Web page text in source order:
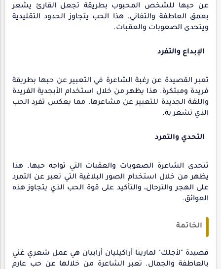
عن حبها للشخص المحبوب بطريقة تجعل القارئ يشعر
بعمق العاطفة والتفاني. هذا الحب يتجاوز الحدود التقليدية
ويتحدى الصعوبات والعقبات.
الإبداع والتفرد
تعبر القصيدة عن رغبة الشاعرة في التعبير عن حبها بطريقة
فريدة ومبتكرة. هذا يظهر من خلال استخدام الأبجدية الفريدة
واللغة الجديدة للتعبير عن مشاعرها، مما يعكس تفرد الحب
الذي تشعر به.
التحدي والتمرد
تتحدى الشاعرة الصعوبات والعقبات التي تواجه حبها. هذا
يظهر من خلال استخدام الصور البلاغية التي تعبر عن التمرد
على الهجر والترحال، والتأكيد على قوة الحب الذي يتجاوز هذه
العوائق.
الخاتمة
قصيدة "لأجلك" لمارينا أراكيليان أرابيان هي عمل شعري غني
بالعاطفة والجمال. تعبر الشاعرة من خلالها عن حب عارم